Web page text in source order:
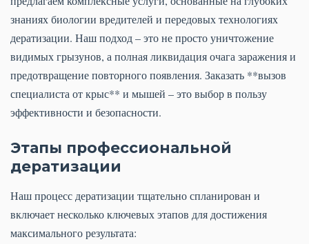
знаниях биологии вредителей и передовых технологиях
дератизации. Наш подход – это не просто уничтожение
видимых грызунов, а полная ликвидация очага заражения и
предотвращение повторного появления. Заказать **вызов
специалиста от крыс** и мышей – это выбор в пользу
эффективности и безопасности.
Этапы профессиональной
дератизации
Наш процесс дератизации тщательно спланирован и
включает несколько ключевых этапов для достижения
максимального результата: